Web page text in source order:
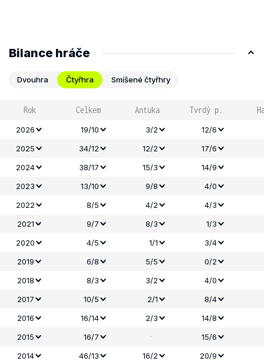
Bilance hráče
Dvouhra Čtyřhra Smíšené čtyřhry
Rok Celkem Antuka Tvrdý p.
2026 19/10 3/2
12/6
2025
34/12 12/2
17/6
2024
38/17 15/3 14/9
2023
13/10 9/8
4/0
2022
8/5 4/2
4/3
2021
9/7 8/3
1/3
2020
4/5 1/1
3/4
2019
6/8 5/5
0/2
2018
8/3 3/2
4/0
2017
10/5 2/1
8/4
2016
16/14 2/3
14/8
2015
16/7 -
15/6
2014
46/13 16/2
20/9